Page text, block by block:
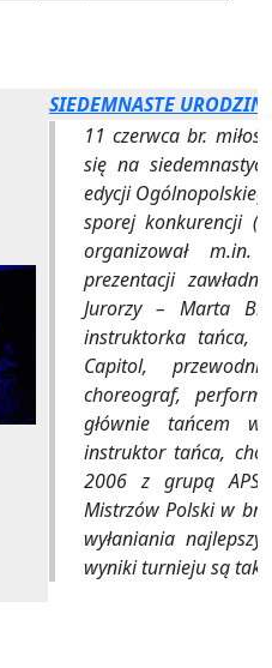
SIEDEMNASTE
11 czerwca br.
się na
edycji
sporej konkurencji
organizował m.in.
prezentacji
Jurorzy – Marta
instruktorka tańca,
Capitol,
choreograf,
głównie tańcem
instruktor tańca,
2006 z grupą APS
Mistrzów Polski w
wyłaniania
wyniki turnieju są